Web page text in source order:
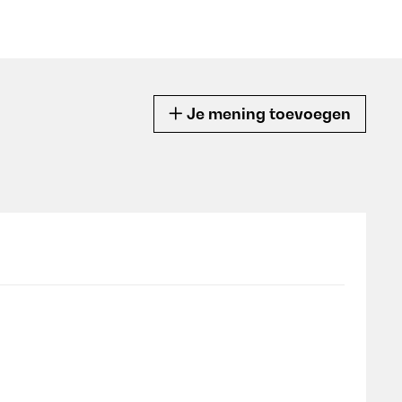
Je mening toevoegen